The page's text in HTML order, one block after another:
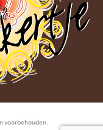
voorbehouden.